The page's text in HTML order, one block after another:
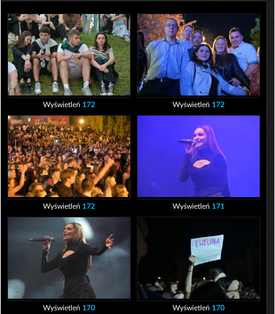
Wyświetleń 172 Wyświetleń 172
Wyświetleń 172 Wyświetleń 171
Wyświetleń 170 Wyświetleń 170